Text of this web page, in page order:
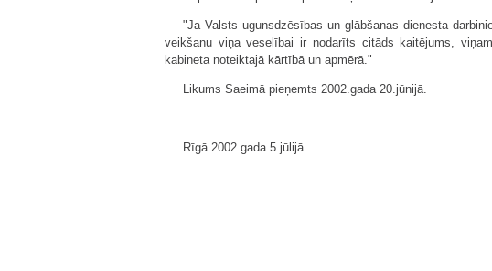
"Ja Valsts ugunsdzēsības un glābšanas dienesta
veikšanu viņa veselībai ir nodarīts citāds kaitējums,
kabineta noteiktajā kārtībā un apmērā."
Likums Saeimā pieņemts 2002.gada 20.jūnijā.
Rīgā 2002.gada 5.jūlijā